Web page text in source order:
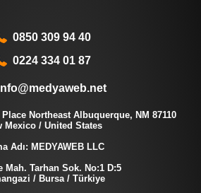
0850 309 94 40
0224 334 01 87
Northeast Albuquerque, NM 87110
Mexico / United States
Adı: MEDYAWEB LLC
Mah. Tarhan Sok. No:1 D:5
/ Bursa / Türkiye